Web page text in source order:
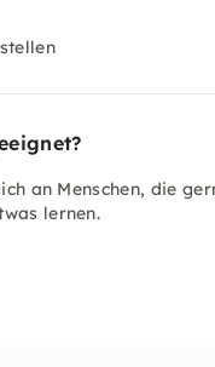
an Menschen, die
lernen.